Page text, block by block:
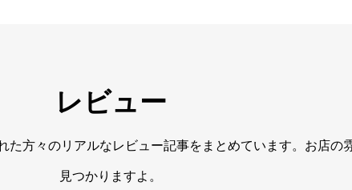
レビュー
方々のリアルなレビュー記事をまとめています。お店の
見つかりますよ。